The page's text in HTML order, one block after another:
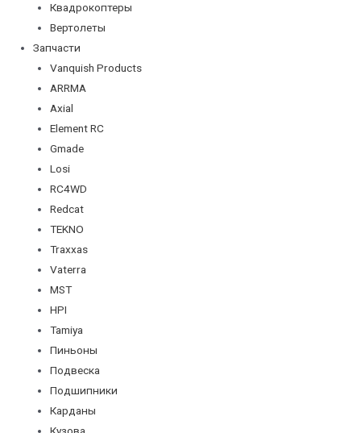
Квадрокоптеры
Вертолеты
Запчасти
Vanquish Products
ARRMA
Axial
Element RC
Gmade
Losi
RC4WD
Redcat
TEKNO
Traxxas
Vaterra
MST
HPI
Tamiya
Пиньоны
Подвеска
Подшипники
Карданы